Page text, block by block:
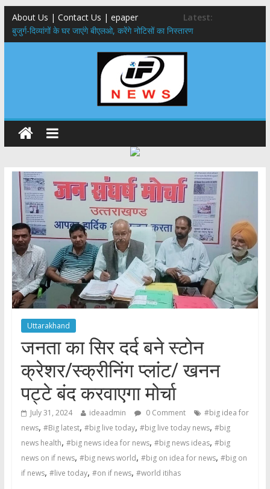
About Us | Contact Us | epaper
Latest:
बुजुर्ग-दिव्यांगों के घर जाएंगे बीएलओ, करेंगे नोटिसों का निस्तारण
24×7 अलर्ट मोड में रहें अधिकारी-मुख्य सचिव मानसून-एसईओसी से मुख्य सचिव ने
की विस्तृत समीक्षा कहा-बंद सड़कों को शीघ्र खोला जाए, लोगों को न हो दिक्कत
459 करोड़ से एचएनबी गढ़वाल विश्वविद्यालय में अनुसंधान संरचना होगी सुदृढ,उच्च
शिक्षा मंत्री धन सिंह रावत ने नवनियुक्त केन्द्रीय शिक्षा मंत्री से की मुलाकात
मुख्यमंत्री से महानिदेशक एनसीसी ने की शिष्टाचार भेंट,उत्तराखण्ड में एनसीसी के
विस्तार एवं आधुनिक आधारभूत संरचना के विकास पर हुई महत्वपूर्ण चर्चा
एमडीडीए बोर्ड बैठक, देहरादून और मसूरी के विकास के लिए 25 बड़े प्रस्तावों को मिली
हरी झंडी
Uttarakhand
जनता का सिर दर्द बने स्टोन
क्रेशर/स्क्रीनिंग प्लांट/ खनन
पट्टे बंद करवाएगा मोर्चा
July 31, 2024 ideaadmin 0 Comment
#big idea for
news, #Big latest, #big live today, #big live today news, #big
news health, #big news idea for news, #big news ideas, #big
news on if news, #big news world, #big on idea for news, #big on
if news, #live today, #on if news, #world itihas